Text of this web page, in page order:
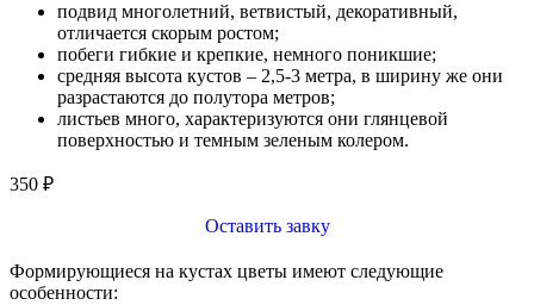
подвид многолетний, ветвистый, декоративный,
отличается скорым ростом;
побеги гибкие и крепкие, немного поникшие;
средняя высота кустов – 2,5-3 метра, в ширину же они
разрастаются до полутора метров;
листьев много, характеризуются они глянцевой
поверхностью и темным зеленым колером.
350 ₽
Оставить завку
Формирующиеся на кустах цветы имеют следующие
особенности: